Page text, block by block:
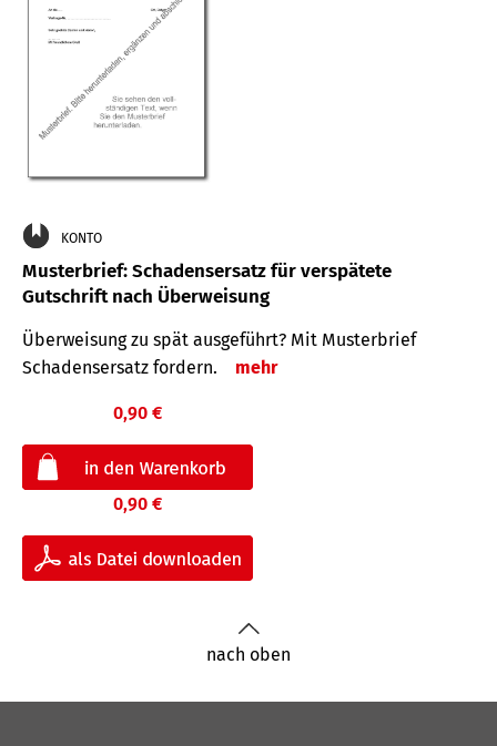
KONTO
Musterbrief: Schadensersatz für verspätete
Gutschrift nach Überweisung
Überweisung zu spät ausgeführt? Mit Musterbrief
Schadensersatz fordern.
mehr
0,90 €
0,90 €
nach oben